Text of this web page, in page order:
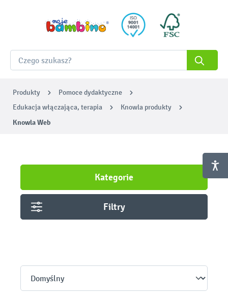
Produkty
Pomoce dydaktyczne
Edukacja włączająca, terapia
Knowla produkty
Knowla Web
Kategorie
Filtry